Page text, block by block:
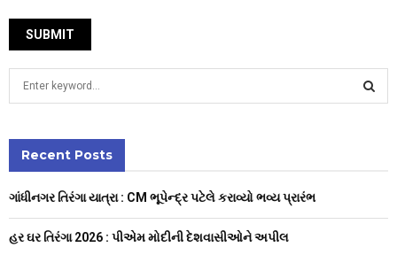
h
:
Recent Posts
ગાંધીનગર તિરંગા યાત્રા : CM ભૂપેન્દ્ર પટેલે કરાવ્યો ભવ્ય પ્રારંભ
હર ઘર તિરંગા 2026 : પીએમ મોદીની દેશવાસીઓને અપીલ